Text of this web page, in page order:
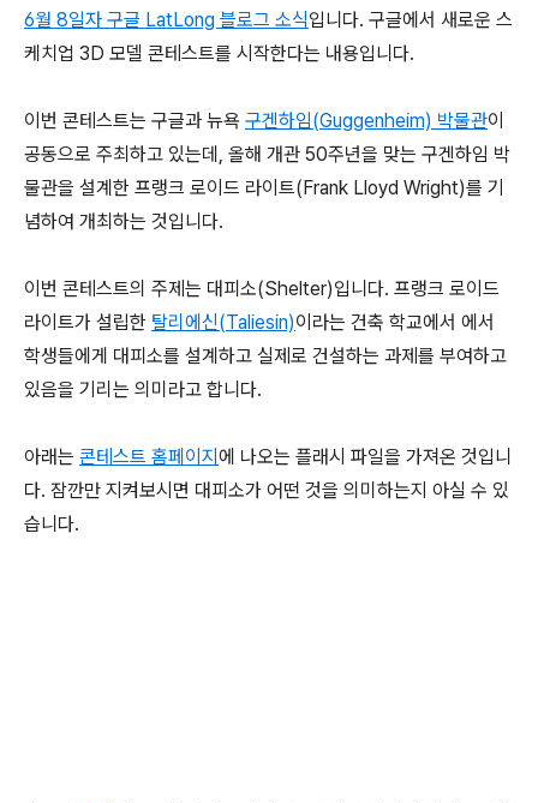
6월 8일자 구글 LatLong 블로그 소식입니다. 구글에서 새로운 스
케치업 3D 모델 콘테스트를 시작한다는 내용입니다.
이번 콘테스트는 구글과 뉴욕 구겐하임(Guggenheim) 박물관이
공동으로 주최하고 있는데, 올해 개관 50주년을 맞는 구겐하임 박
물관을 설계한 프랭크 로이드 라이트(Frank Lloyd Wright)를 기
념하여 개최하는 것입니다.
이번 콘테스트의 주제는 대피소(Shelter)입니다. 프랭크 로이드
라이트가 설립한 탈리에신(Taliesin)이라는 건축 학교에서 에서
학생들에게 대피소를 설계하고 실제로 건설하는 과제를 부여하고
있음을 기리는 의미라고 합니다.
아래는 콘테스트 홈페이지에 나오는 플래시 파일을 가져온 것입니
다. 잠깐만 지켜보시면 대피소가 어떤 것을 의미하는지 아실 수 있
습니다.